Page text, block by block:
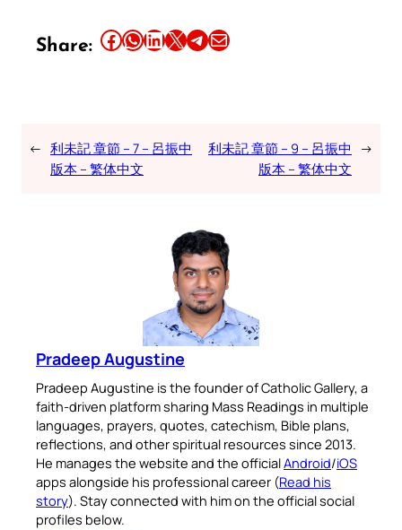
Share: Share this article on Facebook Share this article on WhatsApp Share this article on LinkedIn Share this article on X Share this article on TelegramEmail this Article
← 利未記 章節 – 7 – 呂振中
版本 – 繁体中文
利未記 章節 – 9 – 呂振中
版本 – 繁体中文
→
Pradeep Augustine
Pradeep Augustine is the founder of Catholic Gallery, a
faith-driven platform sharing Mass Readings in multiple
languages, prayers, quotes, catechism, Bible plans,
reflections, and other spiritual resources since 2013.
He manages the website and the officialAndroid/iOS
apps alongside his professional career (Read his
story). Stay connected with him on the official social
profiles below.